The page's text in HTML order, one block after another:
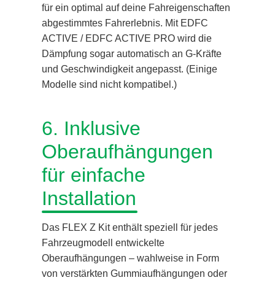
für ein optimal auf deine Fahreigenschaften
abgestimmtes Fahrerlebnis. Mit EDFC
ACTIVE / EDFC ACTIVE PRO wird die
Dämpfung sogar automatisch an G-Kräfte
und Geschwindigkeit angepasst. (Einige
Modelle sind nicht kompatibel.)
6. Inklusive
Oberaufhängungen
für einfache
Installation
Das FLEX Z Kit enthält speziell für jedes
Fahrzeugmodell entwickelte
Oberaufhängungen – wahlweise in Form
von verstärkten Gummiaufhängungen oder